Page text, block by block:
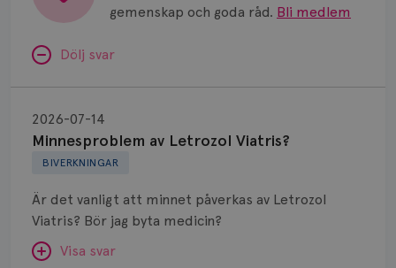
gemenskap och goda råd. Bli medlem
Dölj svar
BIVERKNINGAR
Minnesproblem av Letrozol Viatris?
2026-07-14
Är det vanligt att minnet påverkas av Letrozol
Viatris? Bör jag byta medicin?
Visa svar
Letrozol
Viatris?